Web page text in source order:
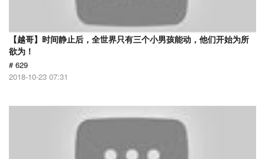
【越哥】时间静止后，全世界只有三个小男孩能动，他们开始为所
欲为！
# 629
2018-10-23 07:31